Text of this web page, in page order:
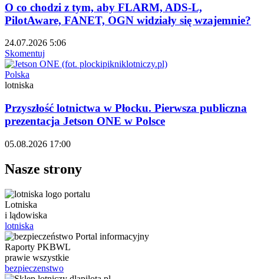
O co chodzi z tym, aby FLARM, ADS-L,
PilotAware, FANET, OGN widziały się wzajemnie?
24.07.2026 5:06
Skomentuj
Polska
lotniska
Przyszłość lotnictwa w Płocku. Pierwsza publiczna
prezentacja Jetson ONE w Polsce
05.08.2026 17:00
Nasze strony
Lotniska
i lądowiska
lotniska
Raporty PKBWL
prawie wszystkie
bezpieczenstwo